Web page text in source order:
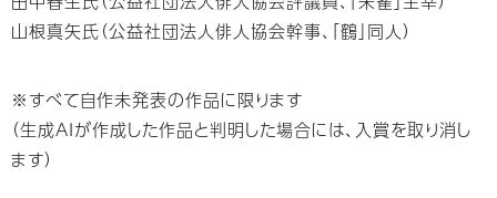
山根真矢氏（公益社団法人俳人協会幹事、「鶴」同人）
※すべて自作未発表の作品に限ります
（生成AIが作成した作品と判明した場合には、入賞を取り消し
ます）